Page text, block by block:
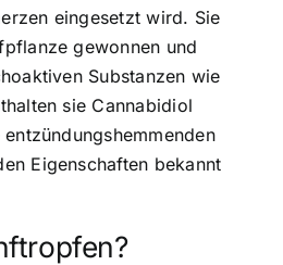
eingesetzt wird. Sie
gewonnen und
Substanzen wie
sie Cannabidiol
Eigenschaften bekannt